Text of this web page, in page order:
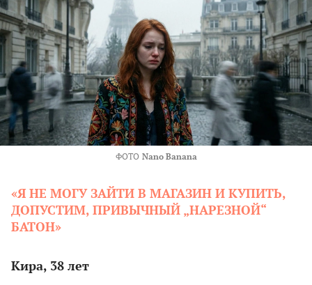
ФОТО Nano Banana
«Я НЕ МОГУ ЗАЙТИ В МАГАЗИН И КУПИТЬ,
ДОПУСТИМ, ПРИВЫЧНЫЙ „НАРЕЗНОЙ“
БАТОН»
Кира, 38 лет